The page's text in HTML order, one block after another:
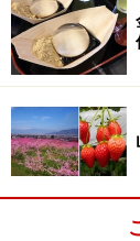
用。賞味期限
で、レア度が
玄餅にくるみ
・金精軒「信
価格：信玄餅
入り920円税